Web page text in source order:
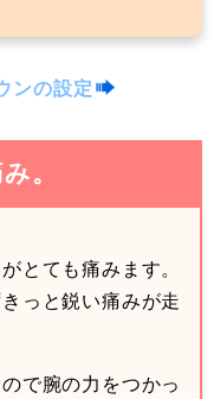
ンの設定
。
とても痛みます。
っと鋭い痛みが走
で腕の力をつかっ